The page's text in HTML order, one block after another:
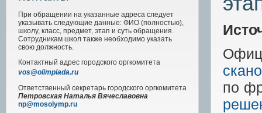
При обращении на указанные адреса следует
указывать следующие данные: ФИО (полностью),
школу, класс, предмет, этап и суть обращения.
Сотрудникам школ также необходимо указать
свою должность.
Контактный адрес городского оргкомитета
vos@olimpiada.ru
Ответственный секретарь городского оргкомитета
Петровская Наталья Вячеславовна
np@mosolymp.ru
по